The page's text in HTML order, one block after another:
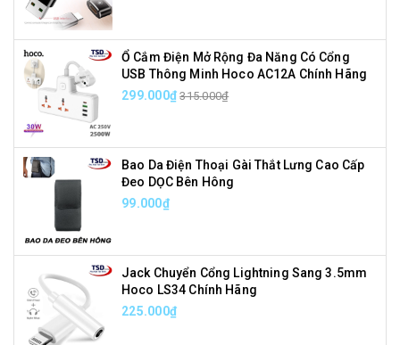
Ổ Cắm Điện Mở Rộng Đa Năng Có Cổng
USB Thông Minh Hoco AC12A Chính Hãng
299.000₫ 315.000₫
Bao Da Điện Thoại Gài Thắt Lưng Cao Cấp
Đeo DỌC Bên Hông
99.000₫
Jack Chuyển Cổng Lightning Sang 3.5mm
Hoco LS34 Chính Hãng
225.000₫